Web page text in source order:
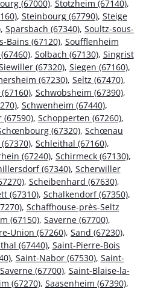
(67000), Stotzheim (67140),
, Steinbourg (67790), Steige
, Sparsbach (67340), Soultz-sous-
Bains (67120), Soufflenheim
, Solbach (67130), Singrist
(67320), Siegen (67160),
(67230), Seltz (67470),
, Schwobsheim (67390),
, Schwenheim (67440),
, Schopperten (67260),
(67320), Schœnau
, Schleithal (67160),
(67240), Schirmeck (67130),
(67340), Scherwiller
, Scheibenhard (67630),
(67310), Schalkendorf (67350),
, Schaffhouse-près-Seltz
(67150), Saverne (67700),
Union (67260), Sand (67230),
(67440), Saint-Pierre-Bois
, Saint-Nabor (67530), Saint-
(67700), Saint-Blaise-la-
(67270), Saasenheim (67390),